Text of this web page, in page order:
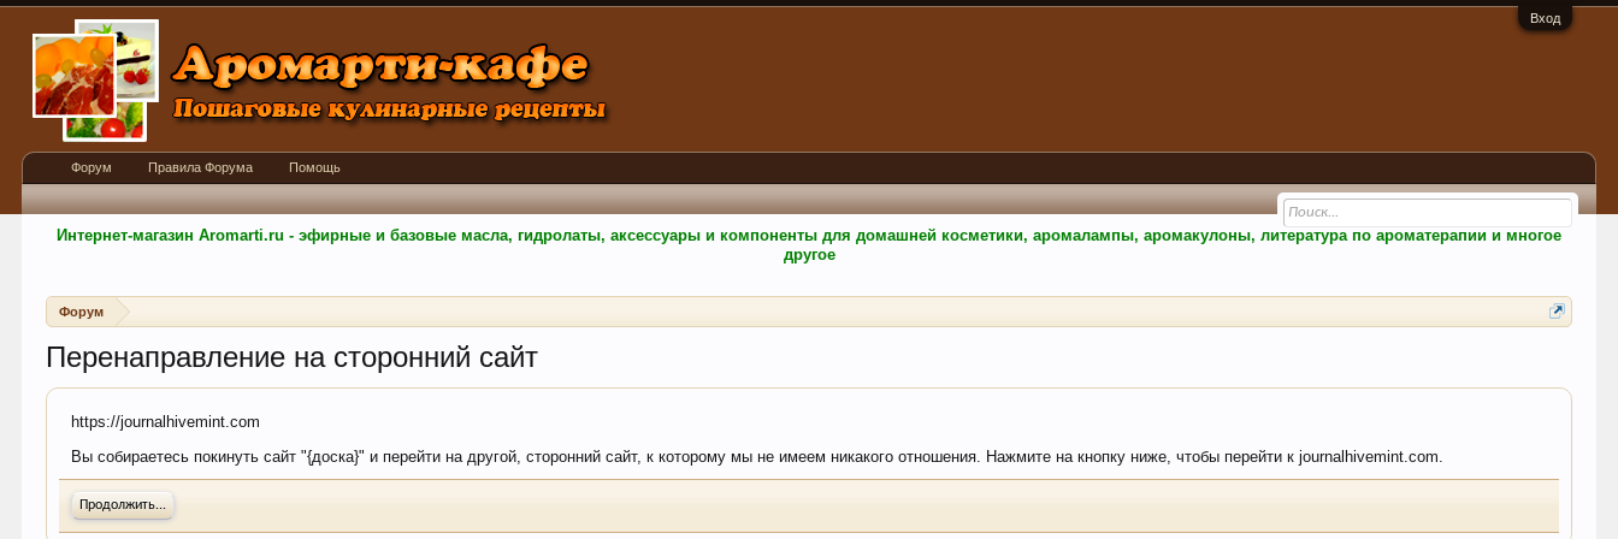
Вход
Интернет-магазин Aromarti.ru - эфирные и базовые масла, гидролаты, аксессуары и компоненты для домашней косметики, аромалампы, аромакулоны, литература по ароматерапии и многое
другое
Форум
Перенаправление на сторонний сайт
https://journalhivemint.com
Вы собираетесь покинуть сайт "{доска}" и перейти на другой, сторонний сайт, к которому мы не имеем никакого отношения. Нажмите на кнопку ниже, чтобы перейти к journalhivemint.com.
Продолжить...
Форум Правила Форума Помощь